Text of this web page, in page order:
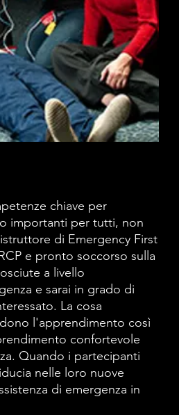
chiave per
importanti per tutti, non
di Emergency First
e pronto soccorso sulla
a livello
e sarai in grado di
La cosa
l'apprendimento così
confortevole
Quando i partecipanti
nelle loro nuove
di emergenza in